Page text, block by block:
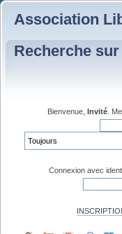
Association
Recherche
Bienvenue, Invité .
Connexion avec